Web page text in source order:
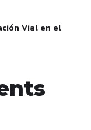
Vial en el